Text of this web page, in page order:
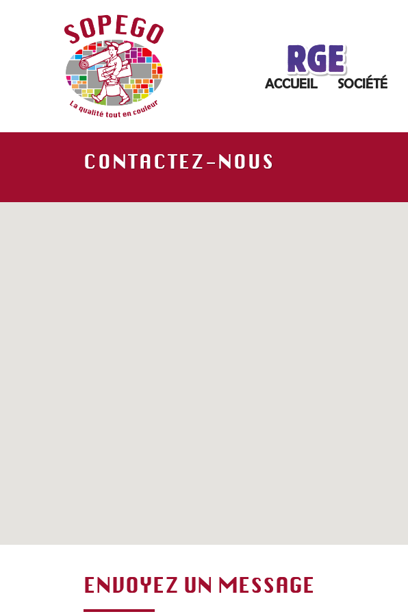
ACCUEIL SOCIÉTÉ
CONTACTEZ-NOUS
ENVOYEZ UN MESSAGE